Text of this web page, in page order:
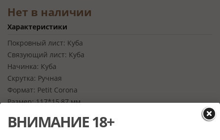
Нет в наличии
Характеристики
Покровный лист: Куба
Связующий лист: Куба
Начинка: Куба
Скрутка: Ручная
Формат: Petit Corona
Размер: 117*15,87 мм
Количество в коробке:
25 штук
ВНИМАНИЕ 18+